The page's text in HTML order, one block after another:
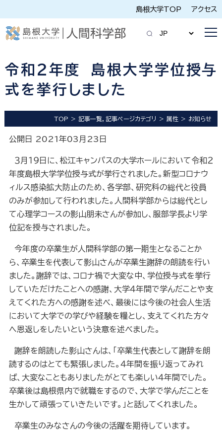
島根大学TOP アクセス
令和２年度 島根大学学位授与
式を挙行しました
TOP 記事一覧，記事ページカテゴリ 属性 お知らせ
公開日 2021年03月23日
３月１９日に、松江キャンパスの大学ホールにおいて令和２
年度島根大学学位授与式が挙行されました。新型コロナウ
ィルス感染拡大防止のため、各学部、研究科の総代と役員
のみが参加して行われました。人間科学部からは総代とし
て心理学コースの影山朋未さんが参加し、服部学長より学
位記を授与されました。
今年度の卒業生が人間科学部の第一期生となることか
ら、卒業生を代表して影山さんが卒業生謝辞の朗読を行い
ました。謝辞では、コロナ禍で大変な中、学位授与式を挙行
していただけたことへの感謝、大学４年間で学んだことや支
えてくれた方への感謝を述べ、最後には今後の社会人生活
において大学での学びや経験を糧とし、支えてくれた方々
へ恩返しをしたいという決意を述べました。
謝辞を朗読した影山さんは、「卒業生代表として謝辞を朗
読するのはとても緊張しました。４年間を振り返ってみれ
ば、大変なこともありましたがとても楽しい４年間でした。
卒業後は島根県内で就職をするので、大学で学んだことを
生かして頑張っていきたいです。」と話してくれました。
卒業生のみなさんの今後の活躍を期待しています。